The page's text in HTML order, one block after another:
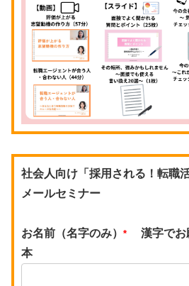
社会人向け「採用される！転職
メールセミナー
お名前（名字のみ） *
漢字でお
本